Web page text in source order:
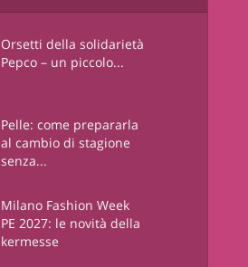
Orsetti della solidarietà
Pepco – un piccolo...
Pelle: come prepararla
al cambio di stagione
senza...
Milano Fashion Week
PE 2027: le novità della
kermesse